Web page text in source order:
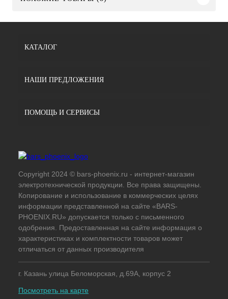
КАТАЛОГ
НАШИ ПРЕДЛОЖЕНИЯ
ПОМОЩЬ И СЕРВИСЫ
Copyright 2024 © bars-phoenix.ru - интернет-магазин
электротехнической продукции. Все права защищены.
Копирование и использование в коммерческих целях
информации представленной на сайте «BARS-
PHOENIX.RU» допускается только с письменного
одобрения. Предоставленная на сайте информация о
характеристиках и комплектности товаров может
отличаться от данных производителя
г. Казань улица Беломорская, д.69А, корпус 2
Посмотреть на карте